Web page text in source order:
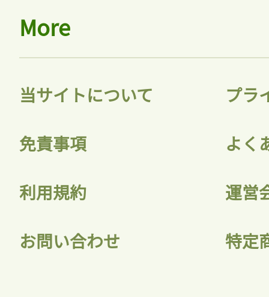
More
当サイトについて プラ
免責事項 よく
利用規約 運営
お問い合わせ 特定